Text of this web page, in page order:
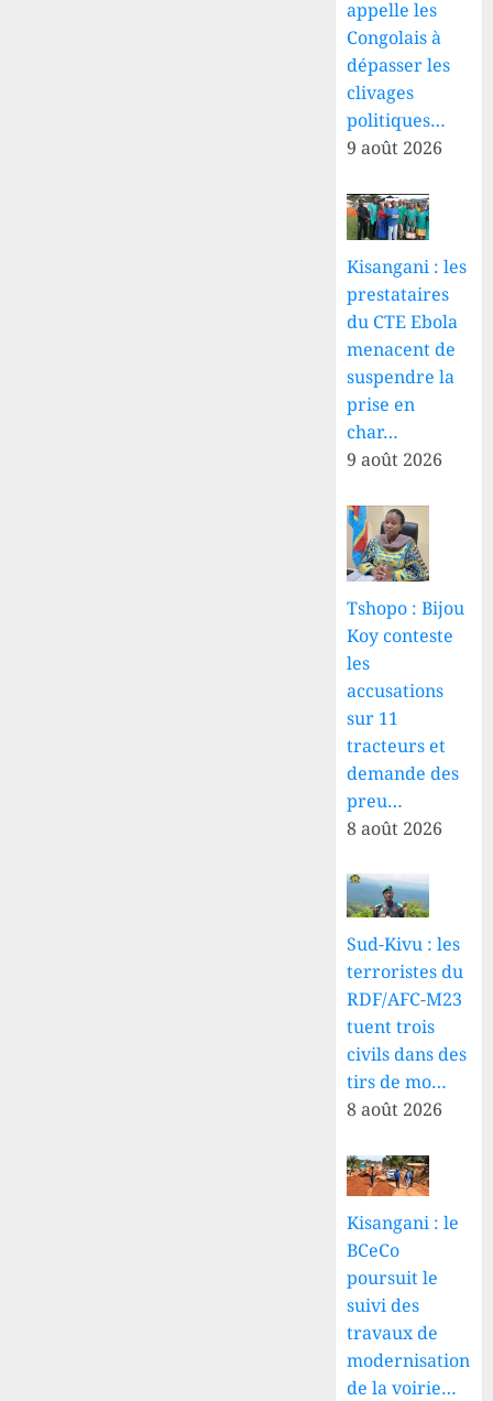
appelle les
Congolais à
dépasser les
clivages
politiques…
9 août 2026
Kisangani : les
prestataires
du CTE Ebola
menacent de
suspendre la
prise en
char…
9 août 2026
Tshopo : Bijou
Koy conteste
les
accusations
sur 11
tracteurs et
demande des
preu…
8 août 2026
Sud-Kivu : les
terroristes du
RDF/AFC-M23
tuent trois
civils dans des
tirs de mo…
8 août 2026
Kisangani : le
BCeCo
poursuit le
suivi des
travaux de
modernisation
de la voirie…